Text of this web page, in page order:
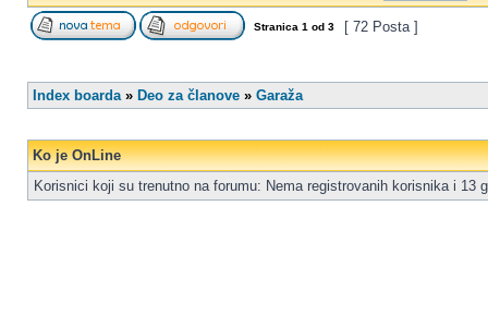
Stranica 1 od 3 [ 72 Posta ]
Index boarda» Deo za članove » Garaža
Ko je OnLine
Korisnici koji su trenutno na forumu: Nema registrovanih korisnika i 13